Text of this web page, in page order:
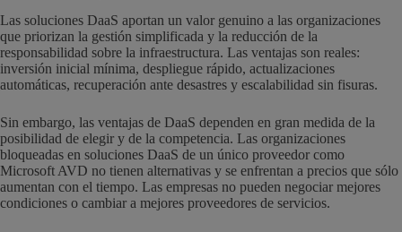
Las soluciones DaaS aportan un valor genuino a las organizaciones
que priorizan la gestión simplificada y la reducción de la
responsabilidad sobre la infraestructura. Las ventajas son reales:
inversión inicial mínima, despliegue rápido, actualizaciones
automáticas, recuperación ante desastres y escalabilidad sin fisuras.
Sin embargo, las ventajas de DaaS dependen en gran medida de la
posibilidad de elegir y de la competencia. Las organizaciones
bloqueadas en soluciones DaaS de un único proveedor como
Microsoft AVD no tienen alternativas y se enfrentan a precios que sólo
aumentan con el tiempo. Las empresas no pueden negociar mejores
condiciones o cambiar a mejores proveedores de servicios.